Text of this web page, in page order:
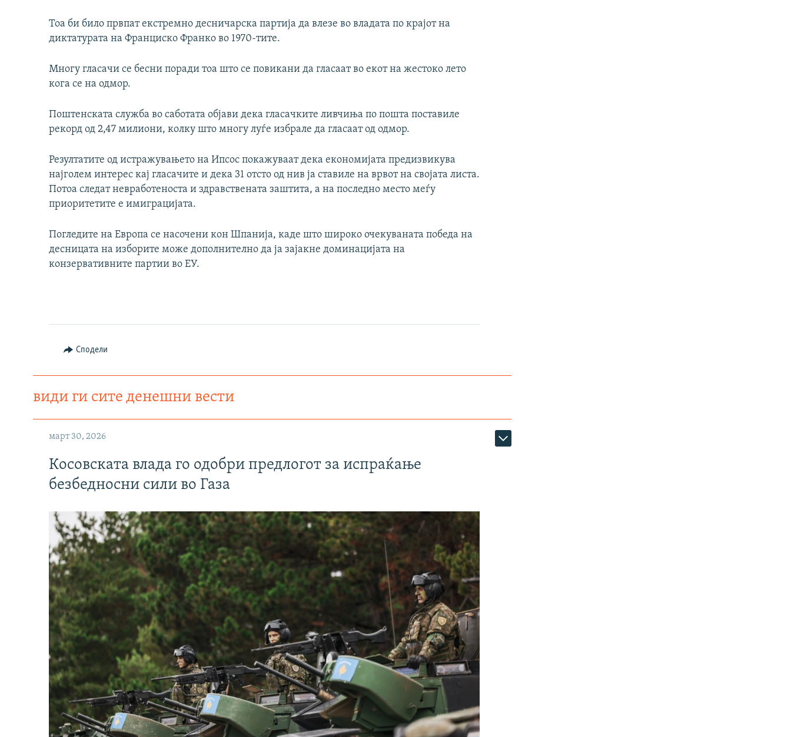
Тоа би било првпат екстремно десничарска партија да влезе во владата по крајот на
диктатурата на Франциско Франко во 1970-тите.
Многу гласачи се бесни поради тоа што се повикани да гласаат во екот на жестоко лето
кога се на одмор.
Поштенската служба во саботата објави дека гласачките ливчиња по пошта поставиле
рекорд од 2,47 милиони, колку што многу луѓе избрале да гласаат од одмор.
Резултатите од истражувањето на Ипсос покажуваат дека економијата предизвикува
најголем интерес кај гласачите и дека 31 отсто од нив ја ставиле на врвот на својата листа.
Потоа следат невработеноста и здравствената заштита, а на последно место меѓу
приоритетите е имиграцијата.
Погледите на Европа се насочени кон Шпанија, каде што широко очекуваната победа на
десницата на изборите може дополнително да ја зајакне доминацијата на
конзервативните партии во ЕУ.
Сподели
види ги сите денешни вести
март 30, 2026
Косовската влада го одобри предлогот за испраќање
безбедносни сили во Газа